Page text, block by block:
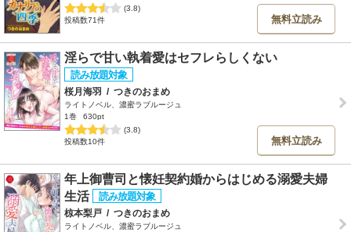
(3.8)
投稿数71件
無料立読み
淫らで甘い執着愛はセフレらしくない
桜月海羽 / つきのおまめ
ライトノベル、濃蜜ラブルージュ
1巻
630pt
(3.8)
投稿数10件
無料立読み
年上御曹司と懐妊契約婚からはじめる溺愛夫婦
生活
椋本梨戸 / つきのおまめ
ライトノベル、濃蜜ラブルージュ